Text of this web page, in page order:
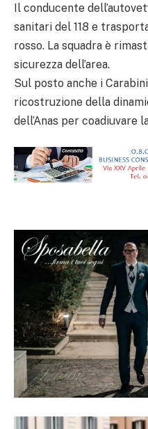
Il conducente
sanitari del 118 e
rosso. La squadra è
sicurezza dell’area.
Sul posto anche i
ricostruzione della
dell’Anas per coadiuvare